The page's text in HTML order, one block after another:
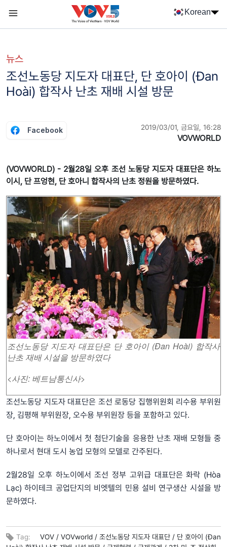
Korean
뉴스
조선노동당 지도자 대표단, 단 호아이 (Đan
Hoài) 합작사 난초 재배 시설 방문
Facebook 2019/03/01, 금요일, 16:28
VOVWORLD
(VOVWORLD) - 2월28일 오후 조선 노동당 지도자 대표단은 하노
이시, 단 프엉현, 단 호아니 합작사의 난초 정원을 방문하였다.
조선노동당 지도자 대표단은 단 호아이 (Đan Hoài) 합작사
난초 재배 시설을 방문하였다
<사진: 베트남통신사>
조선노동당 지도자 대표단은 조선 로동당 집행위원회 리수용 부위원
장, 김평해 부위원장, 오수용 부위원장 등을 포함하고 있다.
단 호아이는 하노이에서 첫 첨단기술을 응용한 난초 재배 모형들 중
하나로서 현대 도시 농업 모형의 모델로 간주된다.
2월28일 오후 하노이에서 조선 정부 고위급 대표단은 화락 (Hòa
Lạc) 하이테크 공업단지의 비엣텔의 민용 설비 연구생산 시설을 방
문하였다.
Tag: VOV / VOVworld / 조선노동당 지도자 대표단 / 단 호아이 (Đan